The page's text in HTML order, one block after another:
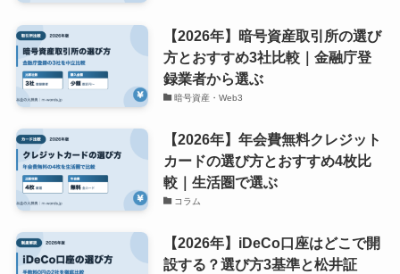
【2026年】暗号資産取引所の選び
方とおすすめ3社比較｜金融庁登
録業者から選ぶ
暗号資産・Web3
【2026年】年会費無料クレジット
カードの選び方とおすすめ4枚比
較｜生活圏で選ぶ
コラム
【2026年】iDeCo口座はどこで開
設する？選び方3基準と松井証